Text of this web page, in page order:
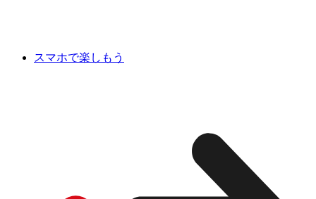
スマホで楽しもう